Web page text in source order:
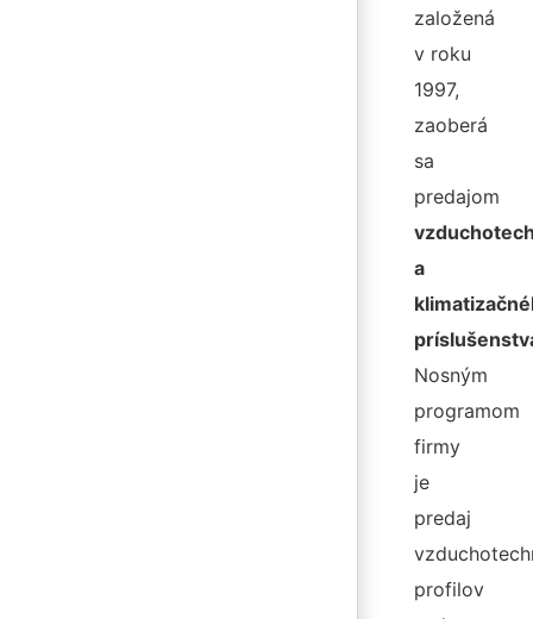
založená
v roku
1997,
zaoberá
sa
predajom
a
Nosným
programom
firmy
je
predaj
profilov